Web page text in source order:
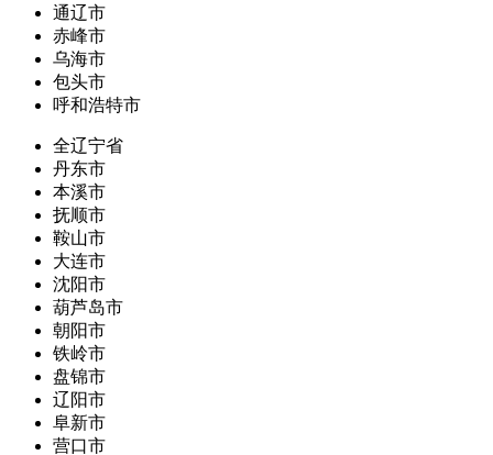
通辽市
赤峰市
乌海市
包头市
呼和浩特市
全辽宁省
丹东市
本溪市
抚顺市
鞍山市
大连市
沈阳市
葫芦岛市
朝阳市
铁岭市
盘锦市
辽阳市
阜新市
营口市